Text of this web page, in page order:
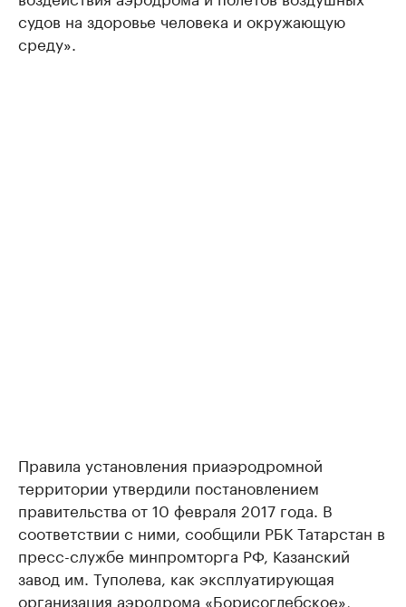
судов на здоровье человека и окружающую
среду».
Правила установления приаэродромной
территории утвердили постановлением
правительства от 10 февраля 2017 года. В
соответствии с ними, сообщили РБК Татарстан в
пресс-службе минпромторга РФ, Казанский
завод им. Туполева, как эксплуатирующая
организация аэродрома «Борисоглебское»,